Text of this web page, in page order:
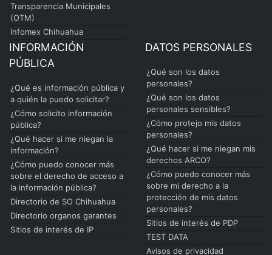
Transparencia Municipales
(OTM)
Infomex Chihuahua
INFORMACIÓN
PÚBLICA
¿Qué es información pública y
a quién la puedo solicitar?
¿Cómo solicito información
pública?
¿Qué hacer si me niegan la
información?
¿Cómo puedo conocer más
sobre el derecho de acceso a
la información pública?
Directorio de SO Chihuahua
Directorio organos garantes
Sitios de interés de IP
DATOS PERSONALES
¿Qué son los datos
personales?
¿Qué son los datos
personales sensibles?
¿Cómo protejo mis datos
personales?
¿Qué hacer si me niegan mis
derechos ARCO?
¿Cómo puedo conocer más
sobre mi derecho a la
protección de mis datos
personales?
Sitios de interés de PDP
TEST DATA
Avisos de privacidad